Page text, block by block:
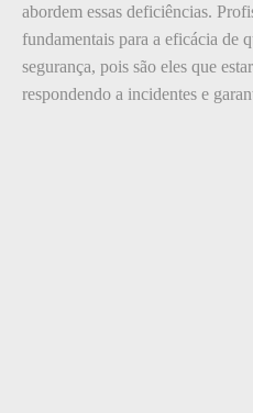
abordem essas deficiências.
fundamentais para a eficácia de
segurança, pois são eles que
respondendo a incidentes e